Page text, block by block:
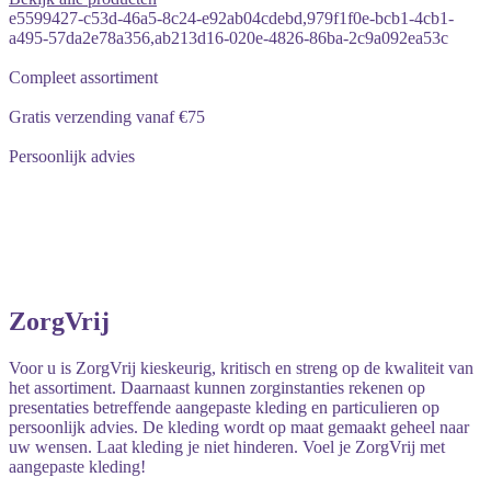
e5599427-c53d-46a5-8c24-e92ab04cdebd,979f1f0e-bcb1-4cb1-
a495-57da2e78a356,ab213d16-020e-4826-86ba-2c9a092ea53c
Compleet assortiment
Gratis verzending vanaf €75
Persoonlijk advies
ZorgVrij
Voor u is ZorgVrij kieskeurig, kritisch en streng op de kwaliteit van
het assortiment. Daarnaast kunnen zorginstanties rekenen op
presentaties betreffende aangepaste kleding en particulieren op
persoonlijk advies. De kleding wordt op maat gemaakt geheel naar
uw wensen. Laat kleding je niet hinderen. Voel je ZorgVrij met
aangepaste kleding!